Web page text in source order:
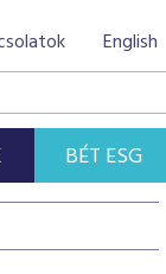
English
BÉT ESG